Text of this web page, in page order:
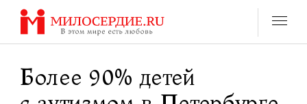
Перейти
содержанию
Более 90% детей